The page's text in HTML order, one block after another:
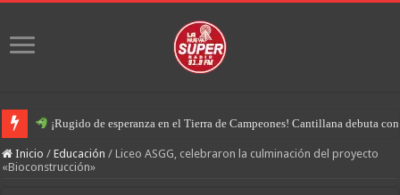
¡Rugido de esperanza en el Tierra de Campeones! Cantillana debuta
Inicio / Educación / Liceo ASGG, celebraron la culminación del proyecto
«Bioconstrucción»